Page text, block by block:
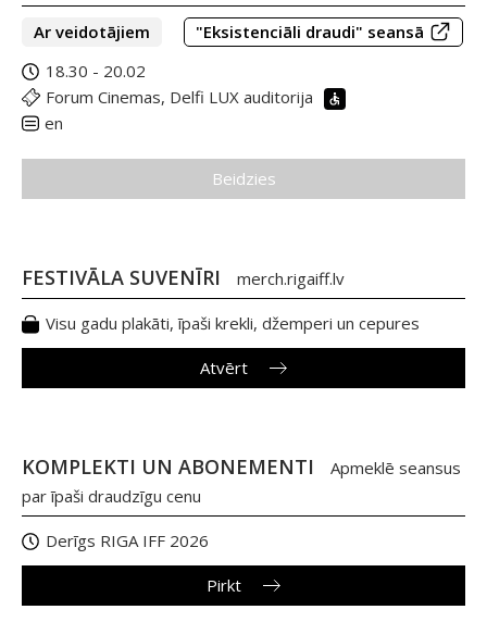
Ar veidotājiem
"Eksistenciāli draudi" seansā
18.30 - 20.02
Forum Cinemas, Delfi LUX auditorija
en
Beidzies
FESTIVĀLA SUVENĪRI merch.rigaiff.lv
Visu gadu plakāti, īpaši krekli, džemperi un cepures
Atvērt
KOMPLEKTI UN ABONEMENTI
Apmeklē seansus
par īpaši draudzīgu cenu
Derīgs RIGA IFF 2026
Pirkt